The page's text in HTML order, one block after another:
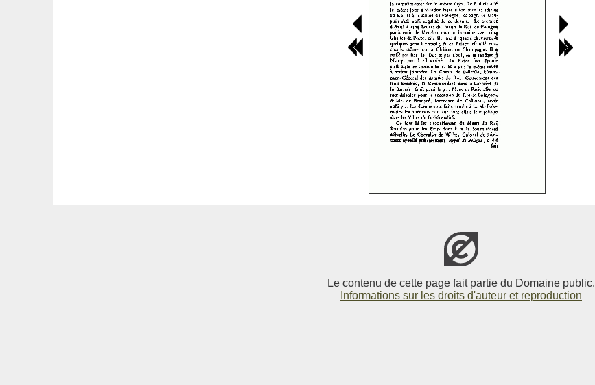
Le contenu de cette page fait partie du Domaine public.
Informations sur les droits d'auteur et reproduction